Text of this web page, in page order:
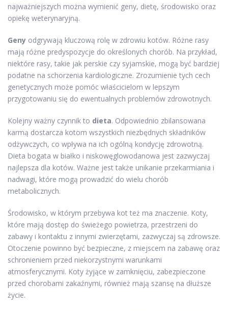
najważniejszych można wymienić geny, dietę, środowisko oraz
opiekę weterynaryjną.
Geny odgrywają kluczową rolę w zdrowiu kotów. Różne rasy
mają różne predyspozycje do określonych chorób. Na przykład,
niektóre rasy, takie jak perskie czy syjamskie, mogą być bardziej
podatne na schorzenia kardiologiczne. Zrozumienie tych cech
genetycznych może pomóc właścicielom w lepszym
przygotowaniu się do ewentualnych problemów zdrowotnych.
Kolejny ważny czynnik to dieta. Odpowiednio zbilansowana
karmą dostarcza kotom wszystkich niezbędnych składników
odżywczych, co wpływa na ich ogólną kondycję zdrowotną.
Dieta bogata w białko i niskowęglowodanowa jest zazwyczaj
najlepsza dla kotów. Ważne jest także unikanie przekarmiania i
nadwagi, które mogą prowadzić do wielu chorób
metabolicznych.
Środowisko, w którym przebywa kot też ma znaczenie. Koty,
które mają dostęp do świeżego powietrza, przestrzeni do
zabawy i kontaktu z innymi zwierzętami, zazwyczaj są zdrowsze.
Otoczenie powinno być bezpieczne, z miejscem na zabawę oraz
schronieniem przed niekorzystnymi warunkami
atmosferycznymi. Koty żyjące w zamknięciu, zabezpieczone
przed chorobami zakaźnymi, również mają szansę na dłuższe
życie.